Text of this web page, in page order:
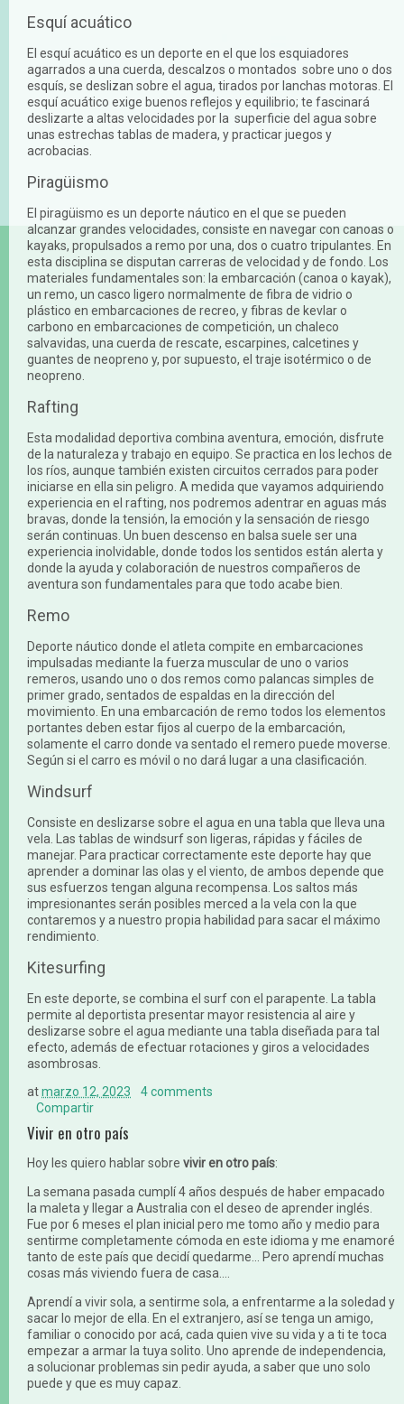
Esquí acuático
El esquí acuático es un deporte en el que los esquiadores
agarrados a una cuerda, descalzos o montados sobre uno o dos
esquís, se deslizan sobre el agua, tirados por lanchas motoras. El
esquí acuático exige buenos reflejos y equilibrio; te fascinará
deslizarte a altas velocidades por la superficie del agua sobre
unas estrechas tablas de madera, y practicar juegos y
acrobacias.
Piragüismo
El piragüismo es un deporte náutico en el que se pueden
alcanzar grandes velocidades, consiste en navegar con canoas o
kayaks, propulsados a remo por una, dos o cuatro tripulantes. En
esta disciplina se disputan carreras de velocidad y de fondo. Los
materiales fundamentales son: la embarcación (canoa o kayak),
un remo, un casco ligero normalmente de fibra de vidrio o
plástico en embarcaciones de recreo, y fibras de kevlar o
carbono en embarcaciones de competición, un chaleco
salvavidas, una cuerda de rescate, escarpines, calcetines y
guantes de neopreno y, por supuesto, el traje isotérmico o de
neopreno.
Rafting
Esta modalidad deportiva combina aventura, emoción, disfrute
de la naturaleza y trabajo en equipo. Se practica en los lechos de
los ríos, aunque también existen circuitos cerrados para poder
iniciarse en ella sin peligro. A medida que vayamos adquiriendo
experiencia en el rafting, nos podremos adentrar en aguas más
bravas, donde la tensión, la emoción y la sensación de riesgo
serán continuas. Un buen descenso en balsa suele ser una
experiencia inolvidable, donde todos los sentidos están alerta y
donde la ayuda y colaboración de nuestros compañeros de
aventura son fundamentales para que todo acabe bien.
Remo
Deporte náutico donde el atleta compite en embarcaciones
impulsadas mediante la fuerza muscular de uno o varios
remeros, usando uno o dos remos como palancas simples de
primer grado, sentados de espaldas en la dirección del
movimiento. En una embarcación de remo todos los elementos
portantes deben estar fijos al cuerpo de la embarcación,
solamente el carro donde va sentado el remero puede moverse.
Según si el carro es móvil o no dará lugar a una clasificación.
Windsurf
Consiste en deslizarse sobre el agua en una tabla que lleva una
vela. Las tablas de windsurf son ligeras, rápidas y fáciles de
manejar. Para practicar correctamente este deporte hay que
aprender a dominar las olas y el viento, de ambos depende que
sus esfuerzos tengan alguna recompensa. Los saltos más
impresionantes serán posibles merced a la vela con la que
contaremos y a nuestro propia habilidad para sacar el máximo
rendimiento.
Kitesurfing
En este deporte, se combina el surf con el parapente. La tabla
permite al deportista presentar mayor resistencia al aire y
deslizarse sobre el agua mediante una tabla diseñada para tal
efecto, además de efectuar rotaciones y giros a velocidades
asombrosas.
atmarzo 12, 2023
4 comments
Compartir
Vivir en otro país
Hoy les quiero hablar sobre vivir en otro país:
La semana pasada cumplí 4 años después de haber empacado
la maleta y llegar a Australia con el deseo de aprender inglés.
Fue por 6 meses el plan inicial pero me tomo año y medio para
sentirme completamente cómoda en este idioma y me enamoré
tanto de este país que decidí quedarme... Pero aprendí muchas
cosas más viviendo fuera de casa....
Aprendí a vivir sola, a sentirme sola, a enfrentarme a la soledad y
sacar lo mejor de ella. En el extranjero, así se tenga un amigo,
familiar o conocido por acá, cada quien vive su vida y a ti te toca
empezar a armar la tuya solito. Uno aprende de independencia,
a solucionar problemas sin pedir ayuda, a saber que uno solo
puede y que es muy capaz.